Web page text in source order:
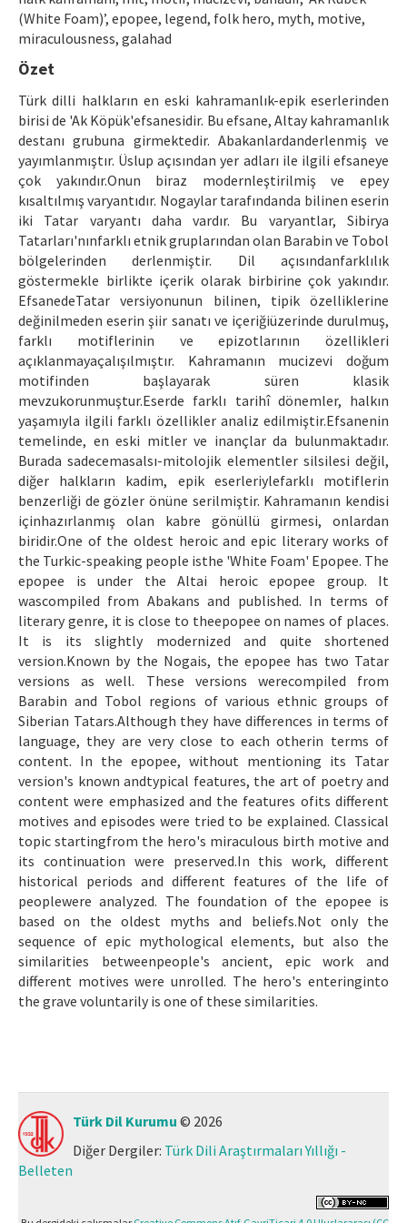
Makale Gönder
ISSN: 1301-0077 · e-ISSN: 2651-5091
(White Foam)’, epopee, legend, folk hero, myth, motive,
miraculousness, galahad
Özet
Türk dilli halkların en eski kahramanlık-epik eserlerinden
birisi de 'Ak Köpük'efsanesidir. Bu efsane, Altay kahramanlık
destanı grubuna girmektedir. Abakanlardanderlenmiş ve
yayımlanmıştır. Üslup açısından yer adları ile ilgili efsaneye
çok yakındır.Onun biraz modernleştirilmiş ve epey
kısaltılmış varyantıdır. Nogaylar tarafındanda bilinen eserin
iki Tatar varyantı daha vardır. Bu varyantlar, Sibirya
Tatarları'nınfarklı etnik gruplarından olan Barabin ve Tobol
bölgelerinden derlenmiştir. Dil açısındanfarklılık
göstermekle birlikte içerik olarak birbirine çok yakındır.
EfsanedeTatar versiyonunun bilinen, tipik özelliklerine
değinilmeden eserin şiir sanatı ve içeriğiüzerinde durulmuş,
farklı motiflerinin ve epizotlarının özellikleri
açıklanmayaçalışılmıştır. Kahramanın mucizevi doğum
motifinden başlayarak süren klasik
mevzukorunmuştur.Eserde farklı tarihî dönemler, halkın
yaşamıyla ilgili farklı özellikler analiz edilmiştir.Efsanenin
temelinde, en eski mitler ve inançlar da bulunmaktadır.
Burada sadecemasalsı-mitolojik elementler silsilesi değil,
diğer halkların kadim, epik eserleriylefarklı motiflerin
benzerliği de gözler önüne serilmiştir. Kahramanın kendisi
içinhazırlanmış olan kabre gönüllü girmesi, onlardan
biridir.One of the oldest heroic and epic literary works of
the Turkic-speaking people isthe 'White Foam' Epopee. The
epopee is under the Altai heroic epopee group. It
wascompiled from Abakans and published. In terms of
literary genre, it is close to theepopee on names of places.
It is its slightly modernized and quite shortened
version.Known by the Nogais, the epopee has two Tatar
versions as well. These versions werecompiled from
Barabin and Tobol regions of various ethnic groups of
Siberian Tatars.Although they have differences in terms of
language, they are very close to each otherin terms of
content. In the epopee, without mentioning its Tatar
version's known andtypical features, the art of poetry and
content were emphasized and the features ofits different
motives and episodes were tried to be explained. Classical
topic startingfrom the hero's miraculous birth motive and
its continuation were preserved.In this work, different
historical periods and different features of the life of
peoplewere analyzed. The foundation of the epopee is
based on the oldest myths and beliefs.Not only the
sequence of epic mythological elements, but also the
similarities betweenpeople's ancient, epic work and
different motives were unrolled. The hero's enteringinto
the grave voluntarily is one of these similarities.
Türk Dil Kurumu © 2026
Diğer Dergiler: Türk Dili Araştırmaları Yıllığı -
Belleten